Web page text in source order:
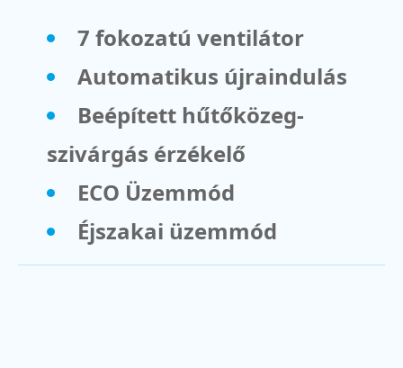
7 fokozatú ventilátor
Automatikus újraindulás
Beépített hűtőközeg-
szivárgás érzékelő
ECO Üzemmód
Éjszakai üzemmód